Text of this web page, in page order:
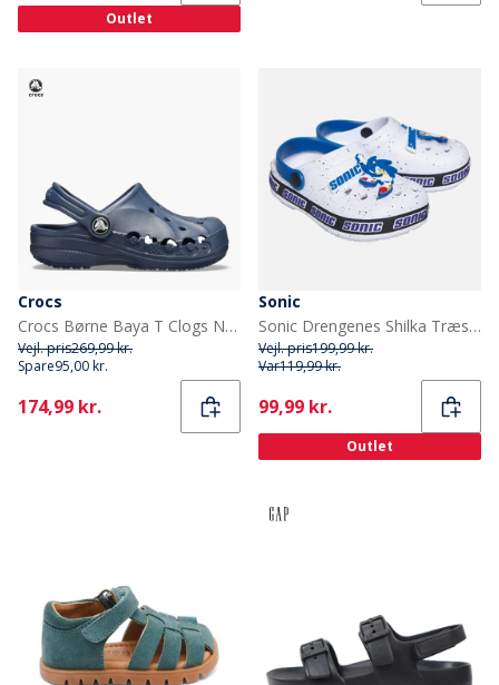
Outlet
Crocs
Crocs Børne Baya T Clogs Navy
Vejl. pris269,99 kr.
Spare95,00 kr.
Current
174,99 kr.
Sonic
Sonic Drengenes Shilka Træsko Hvid/Multi
Vejl. pris199,99 kr.
Var119,99 kr.
Current
99,99 kr.
Outlet